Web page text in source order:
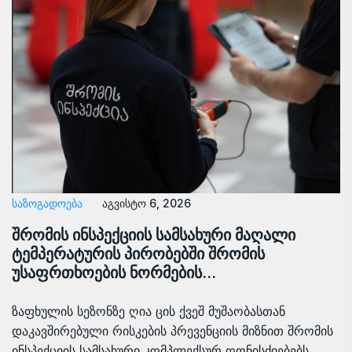
ᲡᲐᲖᲝᲒᲐᲓᲝᲔᲑᲐ აგვისტო 6, 2026
შრომის ინსპექციის სამსახური მაღალი
ტემპერატურის პირობებში შრომის
უსაფრთხოების ნორმების…
ზაფხულის სეზონზე ღია ცის ქვეშ მუშაობასთან
დაკავშირებული რისკების პრევენციის მიზნით შრომის